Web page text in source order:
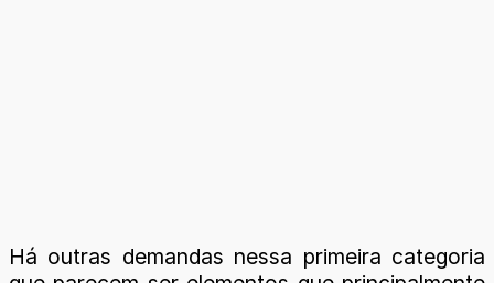
Há outras demandas nessa primeira categoria